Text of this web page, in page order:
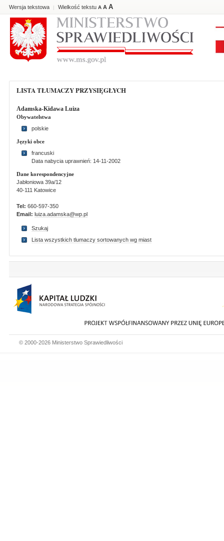
Wersja tekstowa | Wielkość tekstu A A A
LISTA TŁUMACZY PRZYSIĘGŁYCH
Adamska-Kidawa Luiza
Obywatelstwa
polskie
Języki obce
francuski
Data nabycia uprawnień: 14-11-2002
Dane korespondencyjne
Jabłoniowa 39a/12
40-111 Katowice
Tel: 660-597-350
Email: luiza.adamska@wp.pl
Szukaj
Lista wszystkich tlumaczy sortowanych wg miast
© 2000-2026 Ministerstwo Sprawiedliwości